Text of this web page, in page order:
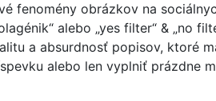
fenomény obrázkov na
alebo „yes filter“ & „no
a absurdnosť popisov, ktoré
alebo len vyplniť prázdne